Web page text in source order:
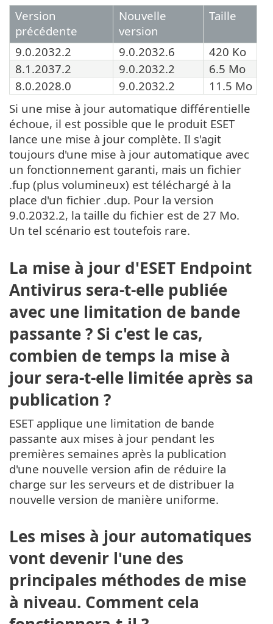
Version
précédente
Nouvelle
version
Taille
9.0.2032.2 9.0.2032.6
420 Ko
8.1.2037.2
9.0.2032.2
6.5 Mo
8.0.2028.0
9.0.2032.2
11.5 Mo
Si une mise à jour automatique différentielle
échoue, il est possible que le produit ESET
lance une mise à jour complète. Il s'agit
toujours d'une mise à jour automatique avec
un fonctionnement garanti, mais un fichier
.fup (plus volumineux) est téléchargé à la
place d'un fichier .dup. Pour la version
9.0.2032.2, la taille du fichier est de 27 Mo.
Un tel scénario est toutefois rare.
La mise à jour d'ESET Endpoint
Antivirus sera-t-elle publiée
avec une limitation de bande
passante ? Si c'est le cas,
combien de temps la mise à
jour sera-t-elle limitée après sa
publication ?
ESET applique une limitation de bande
passante aux mises à jour pendant les
premières semaines après la publication
d'une nouvelle version afin de réduire la
charge sur les serveurs et de distribuer la
nouvelle version de manière uniforme.
Les mises à jour automatiques
vont devenir l'une des
principales méthodes de mise
à niveau. Comment cela